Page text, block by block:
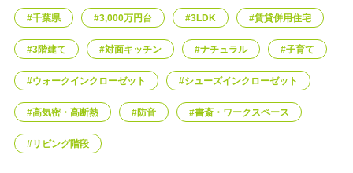
#千葉県 #3,000万円台 #3LDK #賃貸併用住宅
#3階建て #対面キッチン #ナチュラル #子育て
#ウォークインクローゼット #シューズインクローゼット
#高気密・高断熱 #防音 #書斎・ワークスペース
#リビング階段